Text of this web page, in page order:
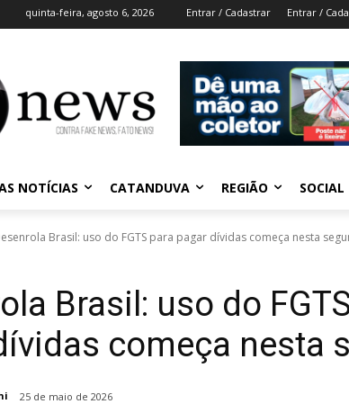
quinta-feira, agosto 6, 2026 Entrar / Cadastrar Entrar /
NOTÍCIAS CATANDUVA REGIÃO SOCIAL
Brasil: uso do FGTS para pagar dívidas começa nesta
Brasil: uso do
começa nesta
25 de maio de 2026